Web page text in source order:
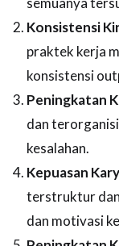
Konsistensi
praktek kerja
konsistensi
Peningkatan
dan
kesalahan.
Kepuasan
terstruktur
dan motivasi